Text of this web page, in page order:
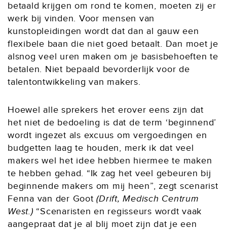
betaald krijgen om rond te komen, moeten zij er
werk bij vinden. Voor mensen van
kunstopleidingen wordt dat dan al gauw een
flexibele baan die niet goed betaalt. Dan moet je
alsnog veel uren maken om je basisbehoeften te
betalen. Niet bepaald bevorderlijk voor de
talentontwikkeling van makers.
Hoewel alle sprekers het erover eens zijn dat
het niet de bedoeling is dat de term ‘beginnend’
wordt ingezet als excuus om vergoedingen en
budgetten laag te houden, merk ik dat veel
makers wel het idee hebben hiermee te maken
te hebben gehad. “Ik zag het veel gebeuren bij
beginnende makers om mij heen”, zegt scenarist
Fenna van der Goot(Drift, Medisch Centrum
West.) “Scenaristen en regisseurs wordt vaak
aangepraat dat je al blij moet zijn dat je een